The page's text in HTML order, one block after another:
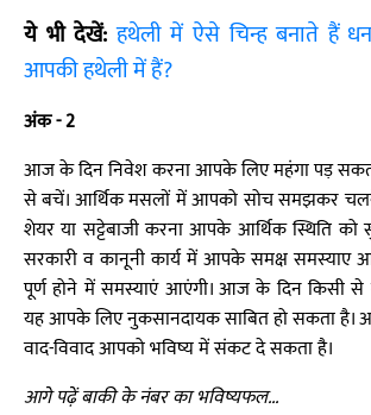
ये भी देखें: हथेली में ऐसे चिन्ह बनाते हैं धन
आपकी हथेली में हैं?
अंक - 2
आज के दिन निवेश करना आपके लिए महंगा पड़
से बचें। आर्थिक मसलों में आपको सोच समझकर
शेयर या सट्टेबाजी करना आपके आर्थिक स्थिति
सरकारी व कानूनी कार्य में आपके समक्ष
पूर्ण होने में समस्याएं आएंगी। आज के दिन किसी
यह आपके लिए नुकसानदायक साबित हो सकता है।
वाद-विवाद आपको भविष्य में संकट दे सकता है।
आगे पढ़ें बाकी के नंबर का भविष्यफल...